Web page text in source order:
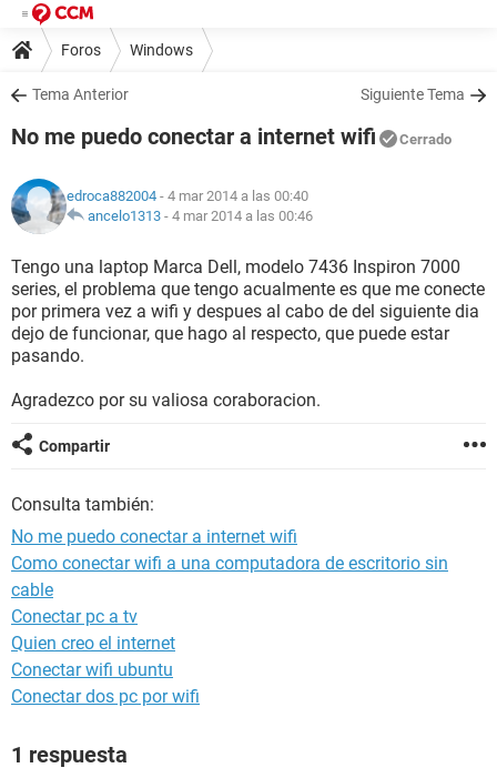
Foros Windows
Tema Anterior Siguiente Tema
No me puedo conectar a internet wifi Cerrado
edroca882004 - 4 mar 2014 a las 00:40
ancelo1313 - 4 mar 2014 a las 00:46
Tengo una laptop Marca Dell, modelo 7436 Inspiron 7000
series, el problema que tengo acualmente es que me conecte
por primera vez a wifi y despues al cabo de del siguiente dia
dejo de funcionar, que hago al respecto, que puede estar
pasando.
Agradezco por su valiosa coraboracion.
Compartir
Consulta también:
No me puedo conectar a internet wifi
Como conectar wifi a una computadora de escritorio sin
cable
Conectar pc a tv
Quien creo el internet
Conectar wifi ubuntu
Conectar dos pc por wifi
1 respuesta